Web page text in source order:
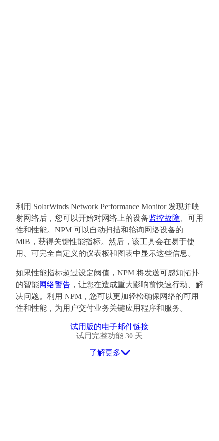
利用 SolarWinds Network Performance Monitor 发现并映
射网络后，您可以开始对网络上的设备监控故障 、可用
性和性能。NPM 可以自动扫描和轮询网络设备的
MIB，获得关键性能指标。然后，该工具会在易于使
用、可完全自定义的仪表板和图表中显示这些信息。
如果性能指标超过设定阈值，NPM 将发送可感知拓扑
的智能网络警告 ，让您在造成重大影响前快速行动、解
决问题。利用 NPM，您可以更加轻松确保网络的可用
性和性能，为用户交付业务关键应用程序和服务。
试用版的电子邮件链接
试用完整功能 30 天
了解更多